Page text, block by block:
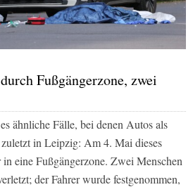
Fußgängerzone, zwei
ähnliche Fälle, bei denen Autos als
in Leipzig: Am 4. Mai dieses
eine Fußgängerzone. Zwei Menschen
der Fahrer wurde festgenommen,